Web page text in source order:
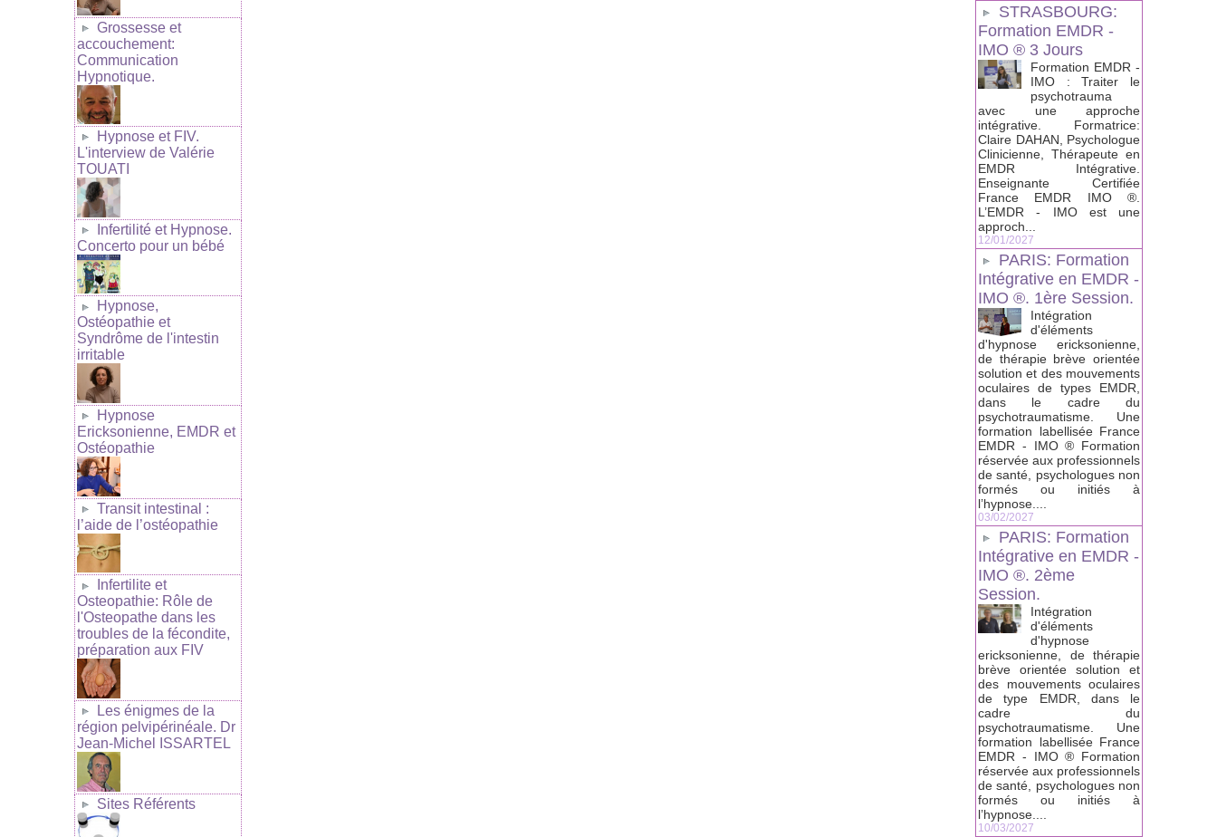
Grossesse et
accouchement:
Communication
Hypnotique.
Hypnose et FIV.
L'interview de Valérie
TOUATI
Infertilité et Hypnose.
Concerto pour un bébé
Hypnose,
Ostéopathie et
Syndrôme de l'intestin
irritable
Hypnose
Ericksonienne, EMDR et
Ostéopathie
Transit intestinal :
l’aide de l’ostéopathie
Infertilite et
Osteopathie: Rôle de
l'Osteopathe dans les
troubles de la fécondite,
préparation aux FIV
Les énigmes de la
région pelvipérinéale. Dr
Jean-Michel ISSARTEL
Sites Référents
STRASBOURG:
Formation EMDR -
IMO ® 3 Jours
Formation EMDR -
IMO : Traiter le
psychotrauma
avec une approche
intégrative. Formatrice:
Claire DAHAN, Psychologue
Clinicienne, Thérapeute en
EMDR Intégrative.
Enseignante Certifiée
France EMDR IMO ®.
L’EMDR - IMO est une
approch...
12/01/2027
PARIS: Formation
Intégrative en EMDR -
IMO ®. 1ère Session.
Intégration
d'éléments
d'hypnose ericksonienne,
de thérapie brève orientée
solution et des mouvements
oculaires de types EMDR,
dans le cadre du
psychotraumatisme. Une
formation labellisée France
EMDR - IMO ® Formation
réservée aux professionnels
de santé, psychologues non
formés ou initiés à
l’hypnose....
03/02/2027
PARIS: Formation
Intégrative en EMDR -
IMO ®. 2ème
Session.
Intégration
d'éléments
d'hypnose
ericksonienne, de thérapie
brève orientée solution et
des mouvements oculaires
de type EMDR, dans le
cadre du
psychotraumatisme. Une
formation labellisée France
EMDR - IMO ® Formation
réservée aux professionnels
de santé, psychologues non
formés ou initiés à
l’hypnose....
10/03/2027